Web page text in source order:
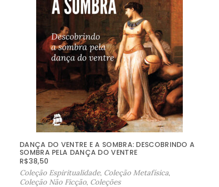
DANÇA DO VENTRE E A SOMBRA: DESCOBRINDO A
SOMBRA PELA DANÇA DO VENTRE
R$38,50
Coleção Espiritualidade, Coleção Metafísica,
Coleção Não Ficção, Coleções